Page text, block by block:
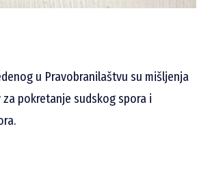
u Pravobranilaštvu su mišljenja
pokretanje sudskog spora i